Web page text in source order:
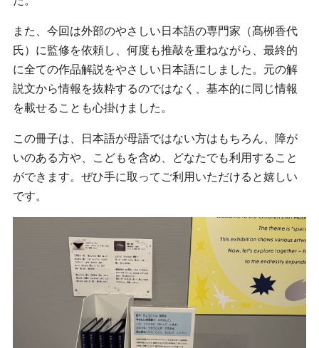
また、今回は外部のやさしい日本語の専門家（髙栁香代
氏）に監修を依頼し、何度も推敲を重ねながら、最終的
に全ての作品解説をやさしい日本語にしました。元の解
説文から情報を抜粋するのではなく、基本的に同じ情報
を載せることも心掛けました。
この冊子は、日本語が母語ではない方はもちろん、障が
いのある方や、こどもを含め、どなたでも利用すること
ができます。ぜひ手に取ってご利用いただけると嬉しい
です。